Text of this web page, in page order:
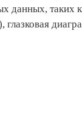
данных, таких
глазковая